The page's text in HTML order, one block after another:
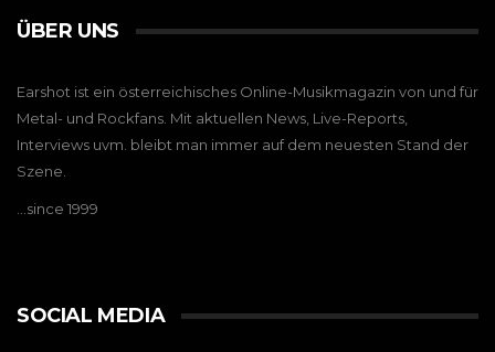
ÜBER UNS
Earshot ist ein österreichisches Online-Musikmagazin von und für
Metal- und Rockfans. Mit aktuellen News, Live-Reports,
Interviews uvm. bleibt man immer auf dem neuesten Stand der
Szene.
…since 1999
SOCIAL MEDIA